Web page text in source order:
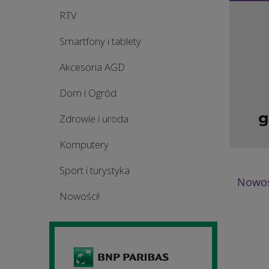
RTV
Smartfony i tablety
Akcesoria AGD
Dom i Ogród
Zdrowie i uroda
Komputery
Sport i turystyka
Nowości!